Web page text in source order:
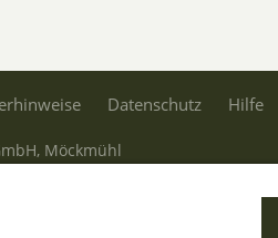
Datenschutz Hilfe
Möckmühl